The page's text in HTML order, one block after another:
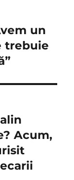
un
trebuie
Acum,